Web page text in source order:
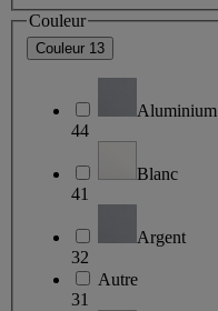
Couleur
Couleur 13
Aluminium
44
Blanc
41
Argent
32
Autre
31